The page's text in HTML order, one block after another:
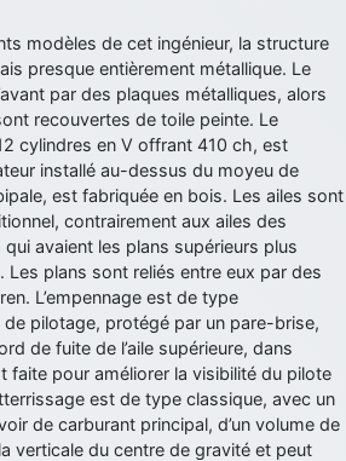
à mon tour de souhaiter un Joyeux Noël
d'année.
à tous !
tenter l'un des rares lycées militaires
Sarthe, ça ne peut pas faire de mal !
le lycée, voire après une prépa
un peu de temps devant toi
tous je suis un élève de première
, pourrais je savoir que faire après
devenir officier de l'armée de l'air?
exemple ?
ce site .mais nous aimerions avoir
de l'armée de l'air de la haute -volta
quand même bien les pieds, j’avoue
modèles de cet ingénieur, la structure
presque entièrement métallique. Le
par des plaques métalliques, alors
recouvertes de toile peinte. Le
cylindres en V offrant 410 ch, est
installé au-dessus du moyeu de
est fabriquée en bois. Les ailes sont
contrairement aux ailes des
qui avaient les plans supérieurs plus
Les plans sont reliés entre eux par des
L’empennage est de type
pilotage, protégé par un pare-brise,
de fuite de l’aile supérieure, dans
faite pour améliorer la visibilité du pilote
est de type classique, avec un
de carburant principal, d’un volume de
verticale du centre de gravité et peut